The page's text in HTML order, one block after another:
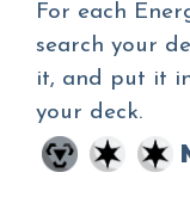
For each
search your
it, and put it
your deck.